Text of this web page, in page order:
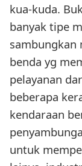
kua-kuda.
banyak tipe
sambungkan
benda yg
pelayanan
beberapa
kendaraan
untuk